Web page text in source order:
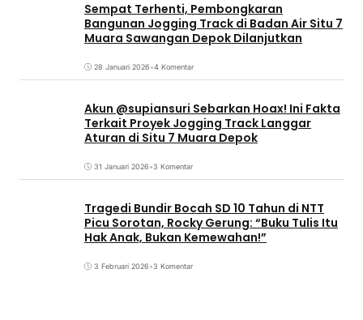
Sempat Terhenti, Pembongkaran
Bangunan Jogging Track di Badan Air Situ 7
Muara Sawangan Depok Dilanjutkan
28 Januari 2026•4 Komentar
Akun @supiansuri Sebarkan Hoax! Ini Fakta
Terkait Proyek Jogging Track Langgar
Aturan di Situ 7 Muara Depok
31 Januari 2026•3 Komentar
Tragedi Bundir Bocah SD 10 Tahun di NTT
Picu Sorotan, Rocky Gerung: “Buku Tulis Itu
Hak Anak, Bukan Kemewahan!”
3 Februari 2026•3 Komentar